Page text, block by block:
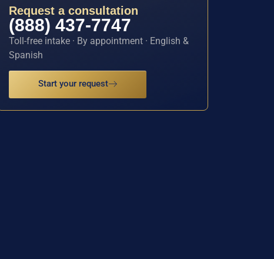
Request a consultation
(888) 437-7747
Toll-free intake · By appointment · English &
Spanish
Start your request